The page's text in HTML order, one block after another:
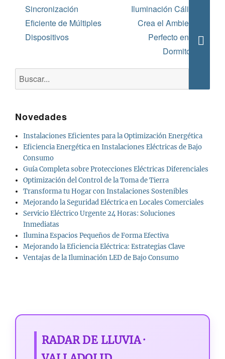
de
entradas
Entrada
anterior:
Sincronización
Eficiente de Múltiples
Dispositivos
Siguiente
entrada:
Iluminación Cálida:
Crea el Ambiente
Perfecto en Tu
Dormitorio
Novedades
Instalaciones Eficientes para la Optimización Energética
Eficiencia Energética en Instalaciones Eléctricas de Bajo
Consumo
Guía Completa sobre Protecciones Eléctricas Diferenciales
Optimización del Control de la Toma de Tierra
Transforma tu Hogar con Instalaciones Sostenibles
Mejorando la Seguridad Eléctrica en Locales Comerciales
Servicio Eléctrico Urgente 24 Horas: Soluciones
Inmediatas
Ilumina Espacios Pequeños de Forma Efectiva
Mejorando la Eficiencia Eléctrica: Estrategias Clave
Ventajas de la Iluminación LED de Bajo Consumo
RADAR DE LLUVIA ·